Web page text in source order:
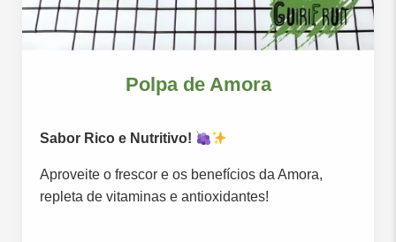
Polpa de Amora
Sabor Rico e Nutritivo!
Aproveite o frescor e os benefícios da Amora,
repleta de vitaminas e antioxidantes!